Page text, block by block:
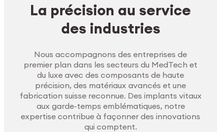
La précision au service
des industries
Nous accompagnons des entreprises de
premier plan dans les secteurs du MedTech et
du luxe avec des composants de haute
précision, des matériaux avancés et une
fabrication suisse reconnue. Des implants vitaux
aux garde-temps emblématiques, notre
expertise contribue à façonner des innovations
qui comptent.